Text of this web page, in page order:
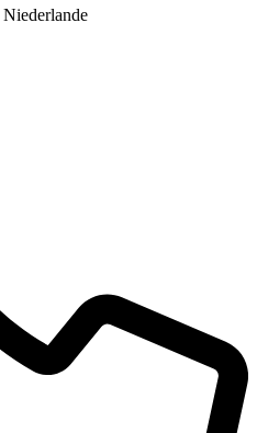
Niederlande